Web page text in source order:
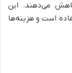
می‌دهند. این
است و هزینه‌ها